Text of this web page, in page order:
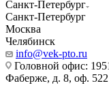
Санкт-Петербург
Санкт-Петербург
Москва
Челябинск
info@vek-pto.ru
Головной офис:
Фаберже, д. 8, оф.